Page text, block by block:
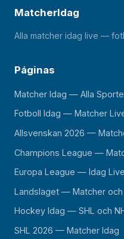
MatcherIdag
Alla matcher idag live —
Páginas
Matcher Idag — Alla
Fotboll Idag — Matcher
Allsvenskan 2026 —
Champions League —
Europa League — Idag Live
Landslaget — Matcher
Hockey Idag — SHL och
SHL 2026 — Matcher Idag